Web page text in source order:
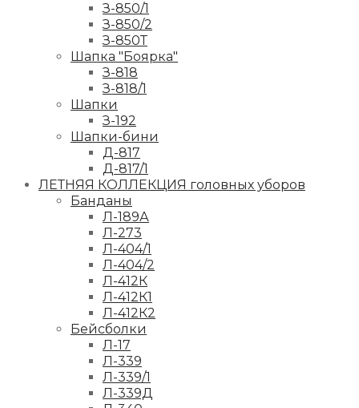
З-850/1
З-850/2
З-850Т
Шапка "Боярка"
З-818
З-818/1
Шапки
З-192
Шапки-бини
Д-817
Д-817/1
ЛЕТНЯЯ КОЛЛЕКЦИЯ головных уборов
Банданы
Л-189А
Л-273
Л-404/1
Л-404/2
Л-412К
Л-412К1
Л-412К2
Бейсболки
Л-17
Л-339
Л-339/1
Л-339Д